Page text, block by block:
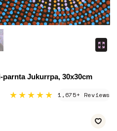
Jukurrpa, 30x30cm
★★★★★ 1,675+ Reviews